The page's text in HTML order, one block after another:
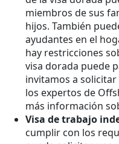
miembros de sus
hijos. También
ayudantes en el
hay restricciones
visa dorada puede
invitamos a
los expertos de
más información
Visa de trabajo
cumplir con los